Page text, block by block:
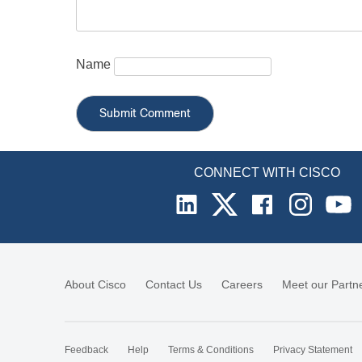
Name
CONNECT WITH CISCO